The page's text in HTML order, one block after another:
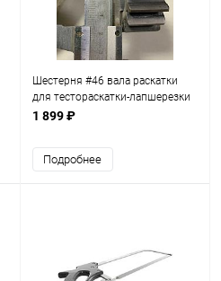
Шестерня #46 вала раскатки
для тестораскатки-лапшерезки
Foodatlas DZM-350(верхняя)
1 899 ₽
Подробнее